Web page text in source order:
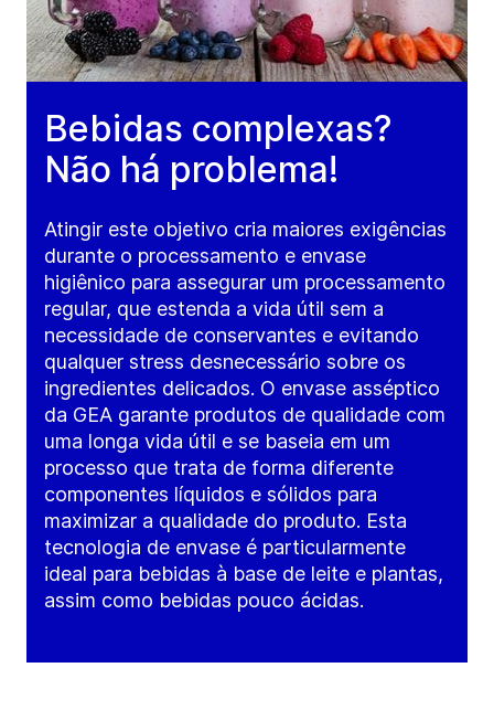
Bebidas complexas?
Não há problema!
Atingir este objetivo cria maiores exigências
durante o processamento e envase
higiênico para assegurar um processamento
regular, que estenda a vida útil sem a
necessidade de conservantes e evitando
qualquer stress desnecessário sobre os
ingredientes delicados. O envase asséptico
da GEA garante produtos de qualidade com
uma longa vida útil e se baseia em um
processo que trata de forma diferente
componentes líquidos e sólidos para
maximizar a qualidade do produto. Esta
tecnologia de envase é particularmente
ideal para bebidas à base de leite e plantas,
assim como bebidas pouco ácidas.